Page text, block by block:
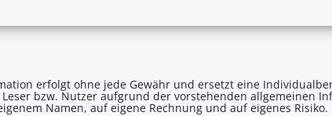
erfolgt ohne jede Gewähr und ersetzt eine
Leser bzw. Nutzer aufgrund der vorstehenden allgemeinen
Namen, auf eigene Rechnung und auf eigenes Risiko.